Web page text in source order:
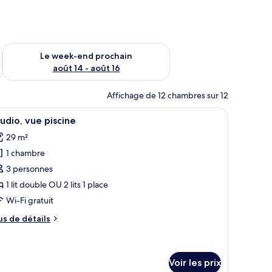
août 7 - août 9
Le week-end prochain
août 14 - août 16
Vérifier la disponibilité pour le week-end prochain août 14 -
Affichage de 12 chambres sur 12
scène architecturale, et une fenêtre avec des rideaux.
un tableau historique encadré, une vue sur le paysage urbain à travers
:
Une chambre d’hôtel moderne avec un
23 vue piscine
29 m²
1 chambre
3 personnes
1 lit double OU 2 lits 1 place
Wi-Fi gratuit
de détails
Voir les prix